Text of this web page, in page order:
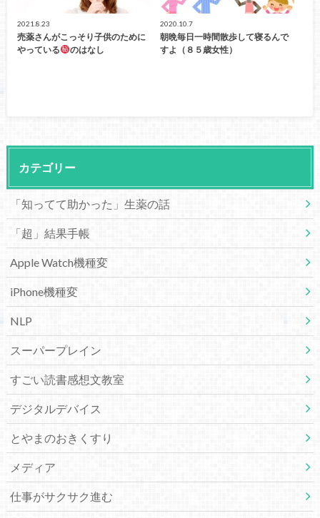
2021.8.23
売薬さんがこっそり子供のために
やっている
のはなし
2020.10.7
朝晩毎日一時間散歩して寝るんで
すよ（８５歳女性）
カテゴリー
「知ってて助かった」生薬の話
「超」結果手帳
Apple Watch機種変
iPhone機種変
NLP
スーパープレイン
すごい読書感想文教室
デジタルデバイス
とやまのおきくすり
メディア
仕事がサクサク進む